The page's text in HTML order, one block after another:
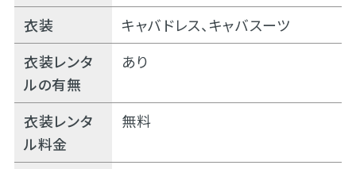
衣装
キャバドレス、キャバスーツ
衣装レンタ
ルの有無
あり
衣装レンタ
ル料金
無料